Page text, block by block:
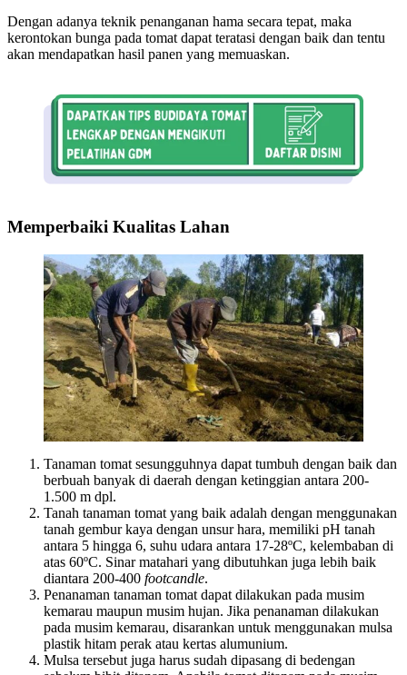
Dengan adanya teknik penanganan hama secara tepat, maka
kerontokan bunga pada tomat dapat teratasi dengan baik dan tentu
akan mendapatkan hasil panen yang memuaskan.
Memperbaiki Kualitas Lahan
Tanaman tomat sesungguhnya dapat tumbuh dengan baik dan
berbuah banyak di daerah dengan ketinggian antara 200-
1.500 m dpl.
Tanah tanaman tomat yang baik adalah dengan menggunakan
tanah gembur kaya dengan unsur hara, memiliki pH tanah
antara 5 hingga 6, suhu udara antara 17-28ºC, kelembaban di
atas 60ºC. Sinar matahari yang dibutuhkan juga lebih baik
diantara 200-400 footcandle.
Penanaman tanaman tomat dapat dilakukan pada musim
kemarau maupun musim hujan. Jika penanaman dilakukan
pada musim kemarau, disarankan untuk menggunakan mulsa
plastik hitam perak atau kertas alumunium.
Mulsa tersebut juga harus sudah dipasang di bedengan